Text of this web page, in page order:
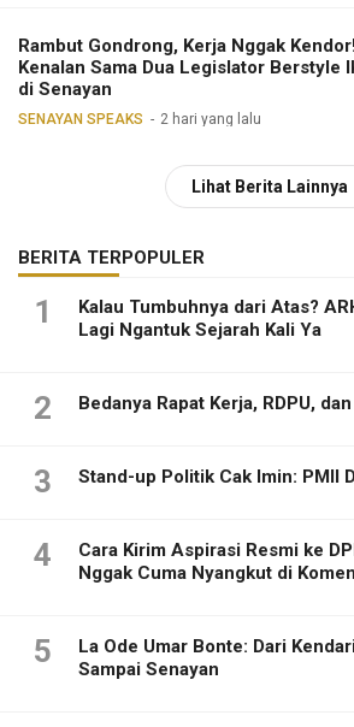
Rambut Gondrong, Kerja Nggak
Kenalan Sama Dua Legislator Berstyle
di Senayan
SENAYAN SPEAKS 2 hari yang lalu
Lihat Berita Lainnya
BERITA TERPOPULER
1
Kalau Tumbuhnya dari Atas?
Lagi Ngantuk Sejarah Kali Ya
2 Bedanya Rapat Kerja, RDPU,
3 Stand-up Politik Cak Imin: PMII
4
Cara Kirim Aspirasi Resmi ke
Nggak Cuma Nyangkut di
5
La Ode Umar Bonte: Dari
Sampai Senayan